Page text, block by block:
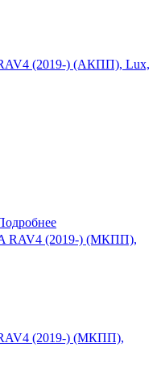
(2019-) (АКПП), Lux,
(2019-) (МКПП),